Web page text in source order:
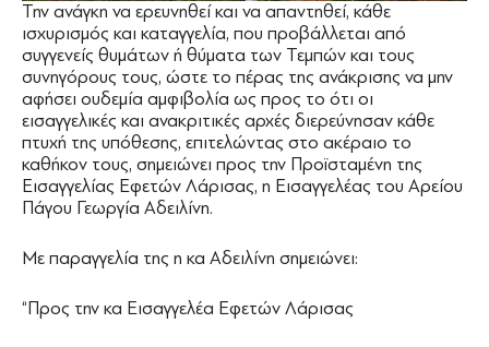
Την ανάγκη να ερευνηθεί και να απαντηθεί, κάθε
ισχυρισμός και καταγγελία, που προβάλλεται από
συγγενείς θυμάτων ή θύματα των Τεμπών και τους
συνηγόρους τους, ώστε το πέρας της ανάκρισης να μην
αφήσει ουδεμία αμφιβολία ως προς το ότι οι
εισαγγελικές και ανακριτικές αρχές διερεύνησαν κάθε
πτυχή της υπόθεσης, επιτελώντας στο ακέραιο το
καθήκον τους, σημειώνει προς την Προϊσταμένη της
Εισαγγελίας Εφετών Λάρισας, η Εισαγγελέας του Αρείου
Πάγου Γεωργία Αδειλίνη.
Με παραγγελία της η κα Αδειλίνη σημειώνει:
“Προς την κα Εισαγγελέα Εφετών Λάρισας